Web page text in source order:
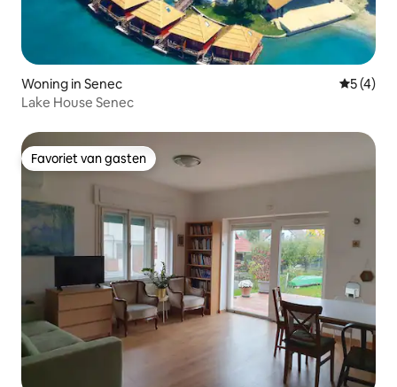
Woning in Senec
5 (4)
Lake House Senec
Favoriet van gasten
Favoriet van gasten